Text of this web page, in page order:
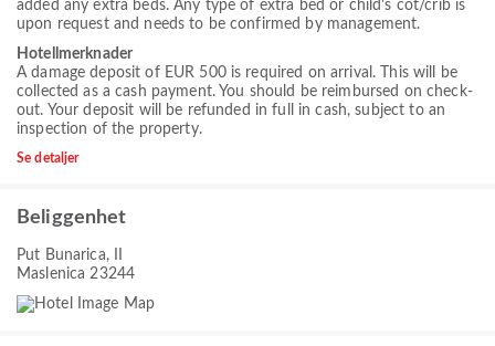
added any extra beds. Any type of extra bed or child's cot/crib is
upon request and needs to be confirmed by management.
Hotellmerknader
A damage deposit of EUR 500 is required on arrival. This will be
collected as a cash payment. You should be reimbursed on check-
out. Your deposit will be refunded in full in cash, subject to an
inspection of the property.
Se detaljer
Beliggenhet
Put Bunarica, II
Maslenica 23244